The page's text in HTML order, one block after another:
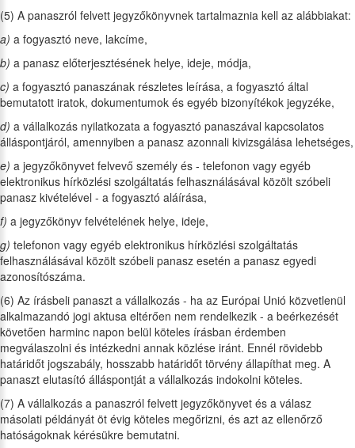
(5) A panaszról felvett jegyzőkönyvnek tartalmaznia kell az alábbiakat:
a) a fogyasztó neve, lakcíme,
b) a panasz előterjesztésének helye, ideje, módja,
c) a fogyasztó panaszának részletes leírása, a fogyasztó által
bemutatott iratok, dokumentumok és egyéb bizonyítékok jegyzéke,
d) a vállalkozás nyilatkozata a fogyasztó panaszával kapcsolatos
álláspontjáról, amennyiben a panasz azonnali kivizsgálása lehetséges,
e) a jegyzőkönyvet felvevő személy és - telefonon vagy egyéb
elektronikus hírközlési szolgáltatás felhasználásával közölt szóbeli
panasz kivételével - a fogyasztó aláírása,
f) a jegyzőkönyv felvételének helye, ideje,
g) telefonon vagy egyéb elektronikus hírközlési szolgáltatás
felhasználásával közölt szóbeli panasz esetén a panasz egyedi
azonosítószáma.
(6) Az írásbeli panaszt a vállalkozás - ha az Európai Unió közvetlenül
alkalmazandó jogi aktusa eltérően nem rendelkezik - a beérkezését
követően harminc napon belül köteles írásban érdemben
megválaszolni és intézkedni annak közlése iránt. Ennél rövidebb
határidőt jogszabály, hosszabb határidőt törvény állapíthat meg. A
panaszt elutasító álláspontját a vállalkozás indokolni köteles.
(7) A vállalkozás a panaszról felvett jegyzőkönyvet és a válasz
másolati példányát öt évig köteles megőrizni, és azt az ellenőrző
hatóságoknak kérésükre bemutatni.